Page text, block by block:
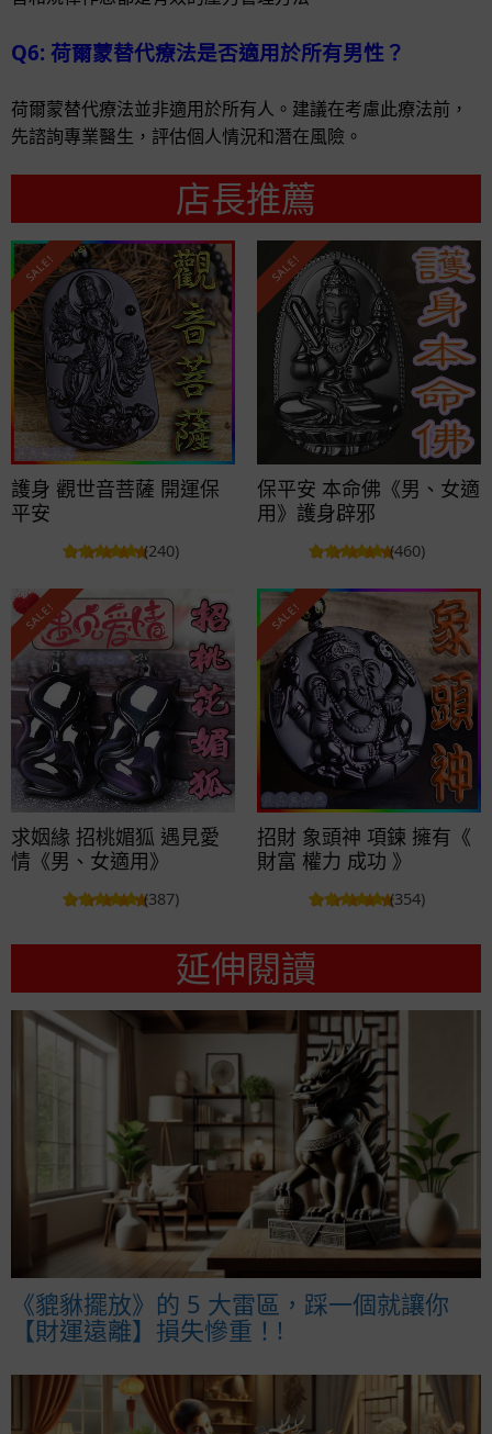
Q6: 荷爾蒙替代療法是否適用於所有男性？
荷爾蒙替代療法並非適用於所有人。建議在考慮此療法前，
先諮詢專業醫生，評估個人情況和潛在風險。
店長推薦
SALE!
護身 觀世音菩薩 開運保
平安
(240)
SALE!
保平安 本命佛《男、女適
用》護身辟邪
(460)
SALE!
求姻緣 招桃媚狐 遇見愛
情《男、女適用》
(387)
SALE!
招財 象頭神 項鍊 擁有《
財富 權力 成功 》
(354)
延伸閱讀
《貔貅擺放》的 5 大雷區，踩一個就讓你
【財運遠離】損失慘重！!